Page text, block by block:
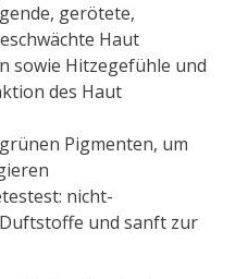
gerötete,
Haut
sowie Hitzegefühle und
des Haut
Pigmenten, um
nicht-
und sanft zur